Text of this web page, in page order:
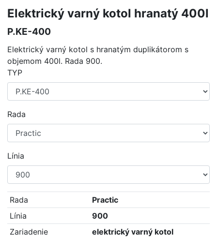
Elektrický varný kotol hranatý 400l
P.KE-400
Elektrický varný kotol s hranatým duplikátorom s
objemom 400l. Rada 900.
TYP
Rada
Línia
Rada
Practic
Línia
900
Zariadenie
elektrický varný kotol